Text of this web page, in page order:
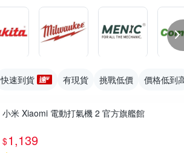
快速到貨 有現貨 挑戰低價 價格低到
小米 Xiaomi 電動打氣機 2 官方旗艦館
$1,139